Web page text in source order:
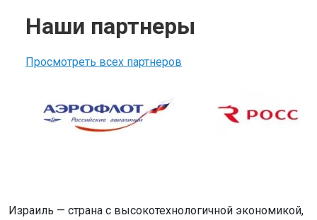
Наши партнеры
Просмотреть всех партнеров
Израиль — страна с высокотехнологичной экономикой,